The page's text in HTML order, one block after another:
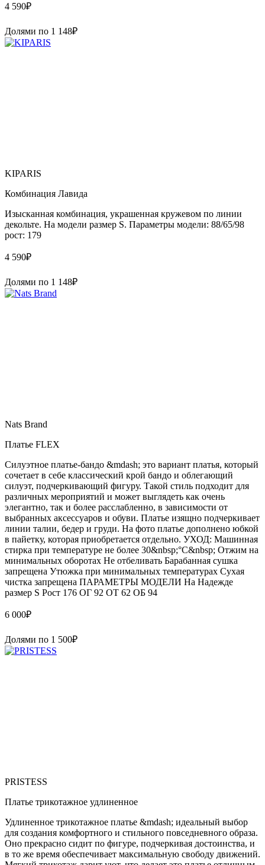
4 590₽
Долями по 1 148₽
KIPARIS
Комбинация Лавида
Изысканная комбинация, украшенная кружевом по линии
декольте. На модели размер S. Параметры модели: 88/65/98
рост: 179
4 590₽
Долями по 1 148₽
Nats Brand
Платье FLEX
Силуэтное платье-бандо &mdash; это вариант платья, который
сочетает в себе классический крой бандо и облегающий
силуэт, подчеркивающий фигуру. Такой стиль подходит для
различных мероприятий и может выглядеть как очень
элегантно, так и более расслабленно, в зависимости от
выбранных аксессуаров и обуви. Платье изящно подчеркивает
линии талии, бедер и груди. На фото платье дополнено юбкой
в пайетку, которая приобретается отдельно. УХОД: Машинная
стирка при температуре не более 30&nbsp;°C&nbsp; Отжим на
минимальных оборотах Не отбеливать Барабанная сушка
запрещена Утюжка при минимальных температурах Сухая
чистка запрещена ПАРАМЕТРЫ МОДЕЛИ На Надежде
размер S Рост 176 ОГ 92 ОТ 62 ОБ 94
6 000₽
Долями по 1 500₽
PRISTESS
Платье трикотажное удлиненное
Удлиненное трикотажное платье &mdash; идеальный выбор
для создания комфортного и стильного повседневного образа.
Оно прекрасно сидит по фигуре, подчеркивая достоинства, и
в то же время обеспечивает максимальную свободу движений.